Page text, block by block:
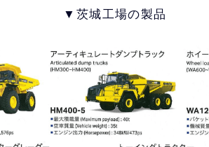
▼茨城工場の製品